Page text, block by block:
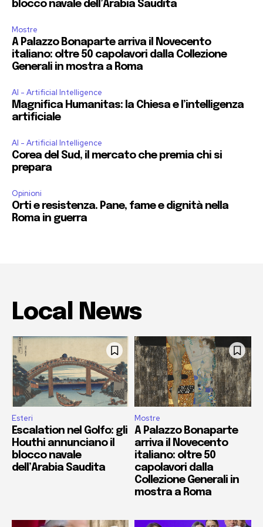
blocco navale dell’Arabia Saudita
Mostre
A Palazzo Bonaparte arriva il Novecento
italiano: oltre 50 capolavori dalla Collezione
Generali in mostra a Roma
AI - Artificial Intelligence
Magnifica Humanitas: la Chiesa e l’intelligenza
artificiale
AI - Artificial Intelligence
Corea del Sud, il mercato che premia chi si
prepara
Opinioni
Orti e resistenza. Pane, fame e dignità nella
Roma in guerra
Local News
Esteri
Escalation nel Golfo: gli
Houthi annunciano il
blocco navale
dell’Arabia Saudita
Mostre
A Palazzo Bonaparte
arriva il Novecento
italiano: oltre 50
capolavori dalla
Collezione Generali in
mostra a Roma